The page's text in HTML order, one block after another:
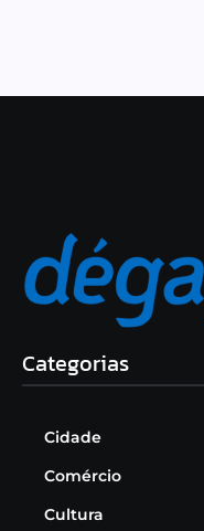
Categorias
Cidade
Comércio
Cultura